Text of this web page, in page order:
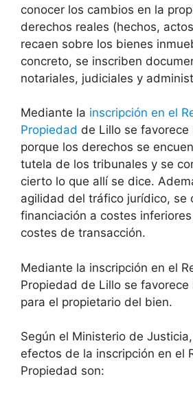
conocer los cambios en la
derechos reales (hechos,
recaen sobre los bienes
concreto, se inscriben
notariales, judiciales y
Mediante la inscripción en el
Propiedad de Lillo se favorece
porque los derechos se
tutela de los tribunales y se
cierto lo que allí se dice.
agilidad del tráfico jurídico, se
financiación a costes
costes de transacción.
Mediante la inscripción en el
Propiedad de Lillo se favorece
para el propietario del bien.
Según el Ministerio de
efectos de la inscripción en el
Propiedad son: